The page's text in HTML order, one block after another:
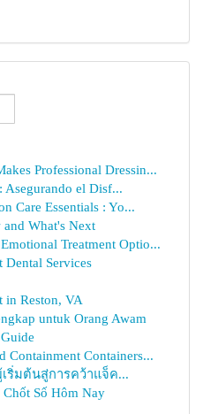
Professional Dressin...
Asegurando el Disf...
Care Essentials : Yo...
and What's Next
Treatment Optio...
Dental Services
in Reston, VA
untuk Orang Awam
Containment Containers...
ริ่มต้นสู่การคว้าแจ็ค...
Số Hôm Nay